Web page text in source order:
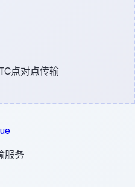
点对点传输
服务